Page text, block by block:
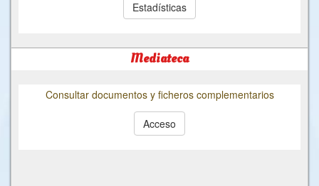
Estadísticas
Mediateca
Consultar documentos y ficheros complementarios
Acceso